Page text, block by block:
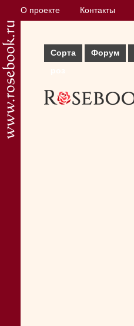
О проекте Контакты
Сорта
Форум